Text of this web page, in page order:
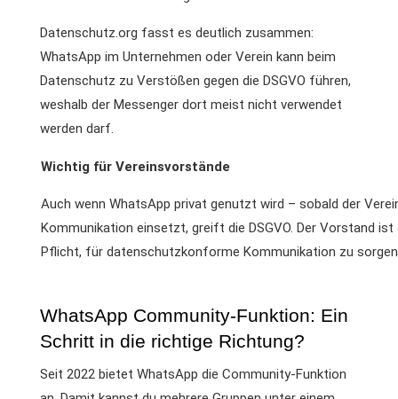
Datenschutz.org fasst es deutlich zusammen:
WhatsApp im Unternehmen oder Verein kann beim
Datenschutz zu Verstößen gegen die DSGVO führen,
weshalb der Messenger dort meist nicht verwendet
werden darf.
Wichtig für Vereinsvorstände
Auch wenn WhatsApp privat genutzt wird – sobald der
Kommunikation einsetzt, greift die DSGVO. Der Vorstand
Pflicht, für datenschutzkonforme Kommunikation zu
WhatsApp Community-Funktion: Ein
Schritt in die richtige Richtung?
Seit 2022 bietet WhatsApp die Community-Funktion